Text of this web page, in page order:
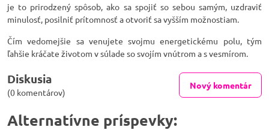
je to prirodzený spôsob, ako sa spojiť so sebou samým, uzdraviť
minulosť, posilniť prítomnosť a otvoriť sa vyšším možnostiam.
Čím vedomejšie sa venujete svojmu energetickému polu, tým
ľahšie kráčate životom v súlade so svojím vnútrom a s vesmírom.
Diskusia
(0 komentárov)
Nový komentár
Alternatívne príspevky: